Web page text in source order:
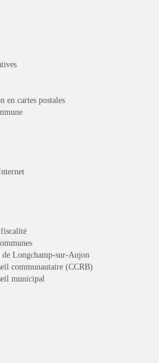
en cartes postales
Longchamp-sur-Aujon
communautaire (CCRB)
municipal